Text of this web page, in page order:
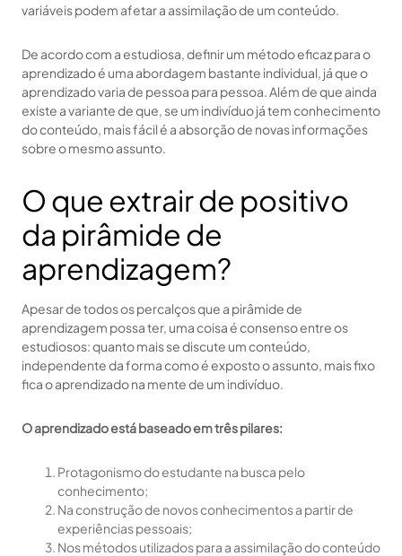
variáveis podem afetar a assimilação de um conteúdo.
De acordo com a estudiosa, definir um método eficaz para o
aprendizado é uma abordagem bastante individual, já que o
aprendizado varia de pessoa para pessoa. Além de que ainda
existe a variante de que, se um indivíduo já tem conhecimento
do conteúdo, mais fácil é a absorção de novas informações
sobre o mesmo assunto.
O que extrair de positivo
da pirâmide de
aprendizagem?
Apesar de todos os percalços que a pirâmide de
aprendizagem possa ter, uma coisa é consenso entre os
estudiosos: quanto mais se discute um conteúdo,
independente da forma como é exposto o assunto, mais fixo
fica o aprendizado na mente de um indivíduo.
O aprendizado está baseado em três pilares:
Protagonismo do estudante na busca pelo
conhecimento;
Na construção de novos conhecimentos a partir de
experiências pessoais;
Nos métodos utilizados para a assimilação do conteúdo